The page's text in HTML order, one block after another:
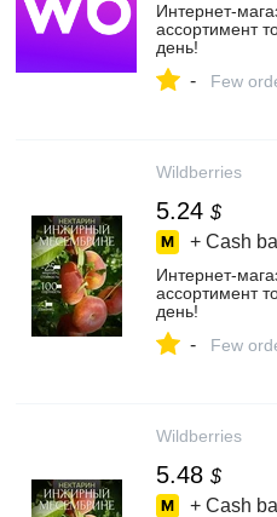
ассортимент
день!
- Few
Wildberries
5.24 $
+ Cash
ассортимент
день!
- Few
Wildberries
5.48 $
+ Cash